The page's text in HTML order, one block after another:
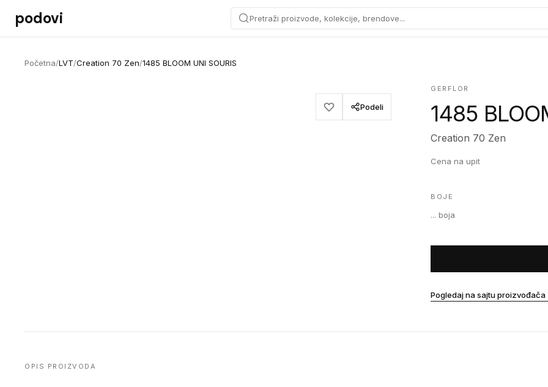
Preskoči na sadržaj
podovi Pretraži proizvode, kolekcije, brendove...
Početna/LVT/Creation 70 Zen/1485 BLOOM UNI SOURIS
Podeli
GERFLOR
1485
Creation 70 Zen
Cena na upit
BOJE
... boja
Pogledaj na sajtu proizvođača
OPIS PROIZVODA